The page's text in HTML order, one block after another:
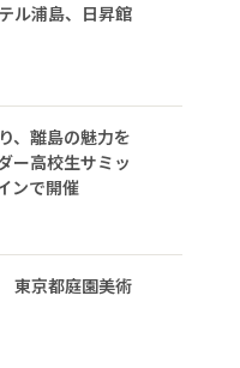
ル浦島、日昇館
、離島の魅力を
ー高校生サミッ
ンで開催
東京都庭園美術